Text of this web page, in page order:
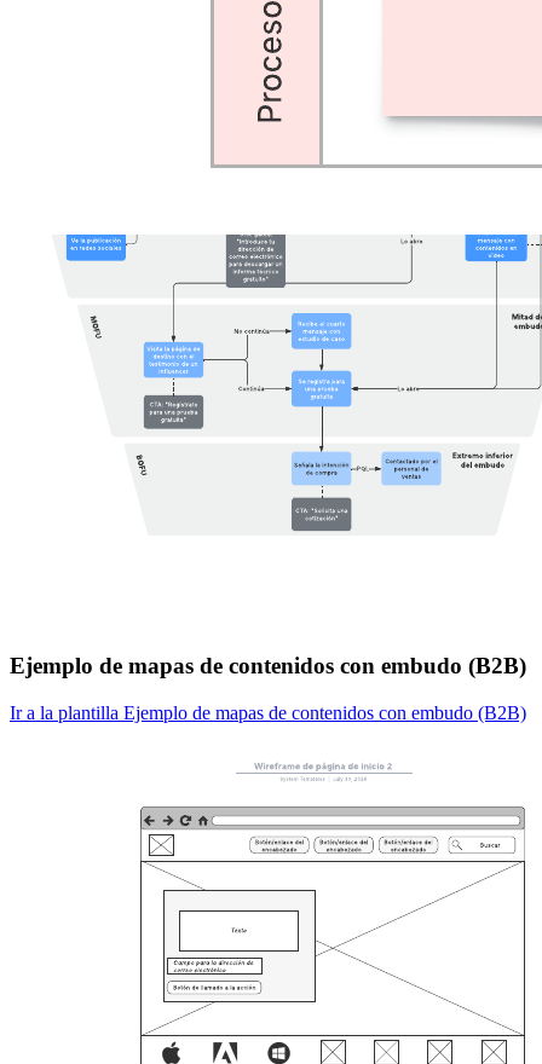
Ejemplo de mapas de contenidos con embudo (B2B)
Ir a la plantilla Ejemplo de mapas de contenidos con embudo (B2B)